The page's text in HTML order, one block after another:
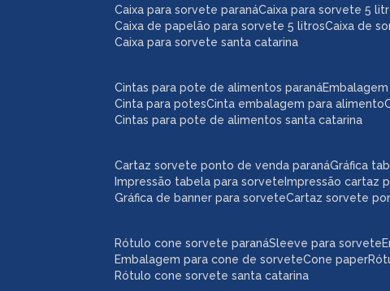
caixa para sorvete 5
caixa de papelão para sorvete 5 litros
caixa de
caixa para sorvete santa catarina
caixa para sorvete paraná
gráfica
impressão tabela para sorvete impressão cartaz
gráfica de banner para sorvete cartaz sorvete
cartaz sorvete ponto de venda paraná
cinta para potes
cinta embalagem para alimento
cintas para pote de alimentos santa catarina
cintas para pote de alimentos paraná
sleeve para sorvete
embalagem para cone de sorvete
cone paper
rótulo cone sorvete santa catarina
rótulo cone sorvete paraná